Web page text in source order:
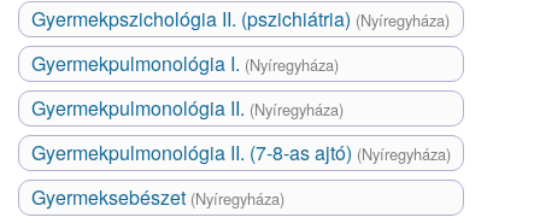
Gyermekpszichológia II. (pszichiátria) (Nyíregyháza)
Gyermekpulmonológia I. (Nyíregyháza)
Gyermekpulmonológia II. (Nyíregyháza)
Gyermekpulmonológia II. (7-8-as ajtó) (Nyíregyháza)
Gyermeksebészet (Nyíregyháza)